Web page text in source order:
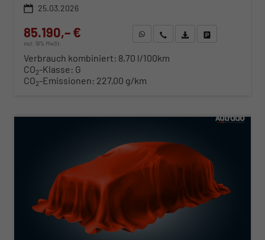
25.03.2026
85.190,– €
incl. 19% MwSt.
WhatsApp anfragen
Wir rufen Sie anFahrzeugexposé (PDF)
Verbrauch kombiniert: 8,70 l/100km
CO2-Klasse: G
CO2-Emissionen: 227,00 g/km